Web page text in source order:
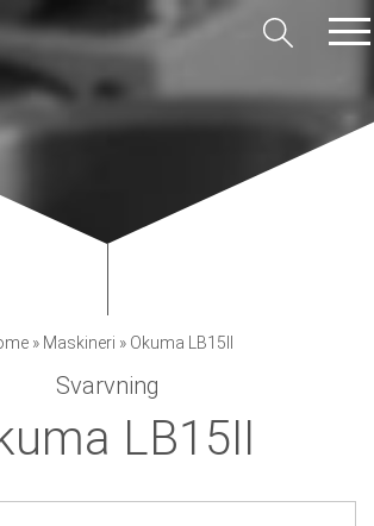
» Maskineri » Okuma LB15II
Svarvning
LB15II